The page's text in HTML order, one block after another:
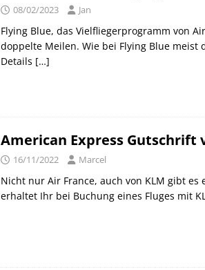
08/02/2023 Jan
Flying Blue, das Vielfliegerprogramm von
doppelte Meilen. Wie bei Flying Blue
Details […]
American Express Gutschrift
16/11/2022 Marcel
Nicht nur Air France, auch von KLM gibt
erhaltet Ihr bei Buchung eines Fluges mit